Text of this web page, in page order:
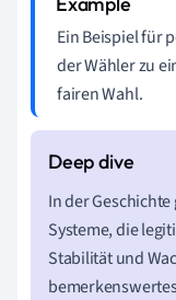
Ein Beispiel für
der Wähler zu
fairen Wahl.
In der
Systeme, die
Stabilität und